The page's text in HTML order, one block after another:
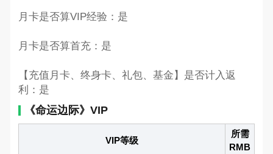
月卡是否算VIP经验：是
月卡是否算首充：是
【充值月卡、终身卡、礼包、基金】是否计入返
利：是
《命运边际》VIP
VIP等级
所需
RMB